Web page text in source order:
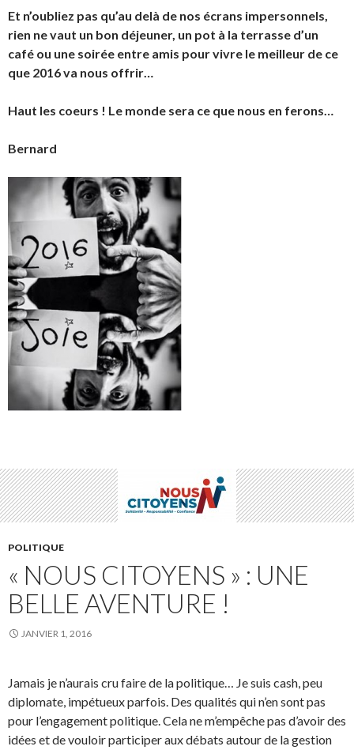
Et n’oubliez pas qu’au delà de nos écrans impersonnels,
rien ne vaut un bon déjeuner, un pot à la terrasse d’un
café ou une soirée entre amis pour vivre le meilleur de ce
que 2016 va nous offrir…
Haut les coeurs ! Le monde sera ce que nous en ferons…
Bernard
POLITIQUE
« NOUS CITOYENS » : UNE
BELLE AVENTURE !
JANVIER 1, 2016
Jamais je n’aurais cru faire de la politique… Je suis cash, peu
diplomate, impétueux parfois. Des qualités qui n’en sont pas
pour l’engagement politique. Cela ne m’empêche pas d’avoir des
idées et de vouloir participer aux débats autour de la gestion